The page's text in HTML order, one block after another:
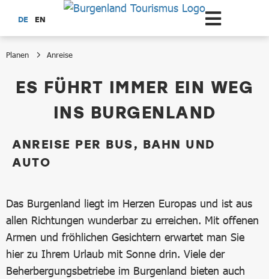
Zum Hauptinhalt springen
DE EN
Planen Anreise
AnreiseES FÜHRT IMMER EIN WEG
INS BURGENLAND
ANREISE PER BUS, BAHN UND
AUTO
Das Burgenland liegt im Herzen Europas und ist aus
allen Richtungen wunderbar zu erreichen. Mit offenen
Armen und fröhlichen Gesichtern erwartet man Sie
hier zu Ihrem Urlaub mit Sonne drin. Viele der
Beherbergungsbetriebe im Burgenland bieten auch